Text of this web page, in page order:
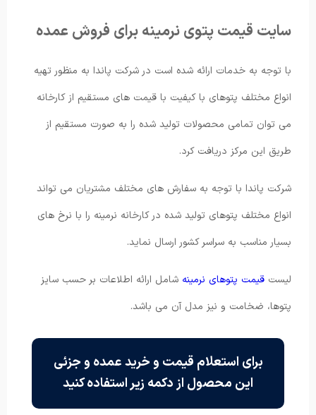
سایت قیمت پتوی نرمینه برای فروش عمده
با توجه به خدمات ارائه شده است در شرکت پاندا به منظور تهیه
انواع مختلف پتوهای با کیفیت با قیمت های مستقیم از کارخانه
می توان تمامی محصولات تولید شده را به صورت مستقیم از
طریق این مرکز دریافت کرد.
شرکت پاندا با توجه به سفارش های مختلف مشتریان می تواند
انواع مختلف پتوهای تولید شده در کارخانه نرمینه را با نرخ های
بسیار مناسب به سراسر کشور ارسال نماید.
لیست قیمت پتوهای نرمینه شامل ارائه اطلاعات بر حسب سایز
پتوها، ضخامت و نیز مدل آن می باشد.
برای استعلام قیمت و خرید عمده و جزئی
این محصول از دکمه زیر استفاده کنید